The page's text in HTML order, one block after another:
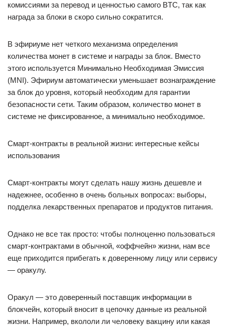
комиссиями за перевод и ценностью самого BTC, так как
награда за блоки в скоро сильно сократится.
В эфириуме нет четкого механизма определения
количества монет в системе и награды за блок. Вместо
этого используется Минимально Необходимая Эмиссия
(MNI). Эфириум автоматически уменьшает вознаграждение
за блок до уровня, который необходим для гарантии
безопасности сети. Таким образом, количество монет в
системе не фиксированное, а минимально необходимое.
Смарт-контракты в реальной жизни: интересные кейсы
использования
Смарт-контракты могут сделать нашу жизнь дешевле и
надежнее, особенно в очень больных вопросах: выборы,
подделка лекарственных препаратов и продуктов питания.
Однако не все так просто: чтобы полноценно пользоваться
смарт-контрактами в обычной, «оффчейн» жизни, нам все
еще приходится прибегать к доверенному лицу или сервису
— оракулу.
Оракул — это доверенный поставщик информации в
блокчейн, который вносит в цепочку данные из реальной
жизни. Например, вкололи ли человеку вакцину или какая